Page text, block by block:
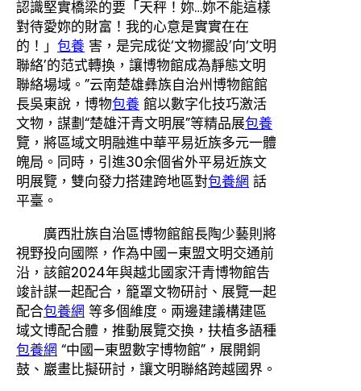
認識堅實橋梁的要「天秤！妳…妳不能這樣
對待愛妳的財富！我的心意是實實在在
的！」 包養 害，是完成從‘文物擺設’向‘文明
聯絡’的范式轉換，讓博物館成為靜態文明
聯絡場域。”云南楚雄彝族自治州博物館館
長吳東說，博物包養 館以數字化技巧激活
文物，謀劃“楚雄汗青文明展”等精品展包養
覽，將區域文明融進中華平易近族多元一體
魄局。同時，引進30余個省外平易近族文
明展覽，雙向發力搭建跨地區對包養網 話
平臺。
廣西壯族自治區博物館館長陶少藝則將
視野投向國際，作為中國—東盟文明交通前
沿，該館2024年與越北國家汗青博物館告
竣計謀一起配合，籠罩文物研討、展覽一起
配合包養網 等多個維度。兩邊建議構建區
域文博配合體，推動展覽交換，扶植多語種
包養網 “中國—東盟數字博物館”，展開銅
鼓、巖畫比擬研討，讓文明聯絡跨越國界。